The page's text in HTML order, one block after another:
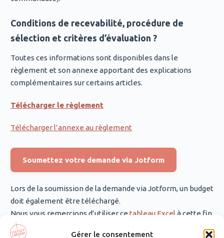
Gérer le consentement
Conditions de recevabilité, procédure de
sélection et critères d’évaluation ?
Toutes ces informations sont disponibles dans le
règlement et son annexe apportant des explications
complémentaires sur certains articles.
Télécharger le règlement
Télécharger l’annexe au règlement
Soumettez votre demande via Jotform
Lors de la soumission de la demande via Jotform, un budget
doit également être téléchargé.
Nous vous remercions d’utiliser cetableau Excel à cette fin.